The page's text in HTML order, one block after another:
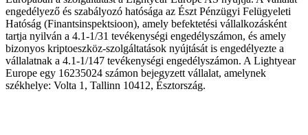
engedélyező és szabályozó hatósága az Észt Pénzügyi Felügyeleti
Hatóság (Finantsinspektsioon), amely befektetési vállalkozásként
tartja nyilván a 4.1-1/31 tevékenységi engedélyszámon, és amely
bizonyos kriptoeszköz-szolgáltatások nyújtását is engedélyezte a
vállalatnak a 4.1-1/147 tevékenységi engedélyszámon. A Lightyear
Europe egy 16235024 számon bejegyzett vállalat, amelynek
székhelye: Volta 1, Tallinn 10412, Észtország.